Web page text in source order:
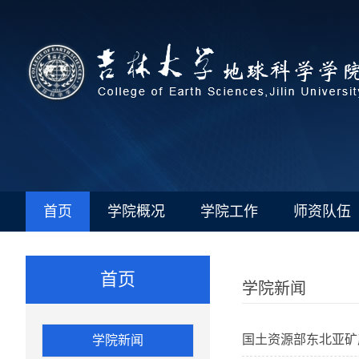
首页 学院概况 学院工作 师资队伍
首页
学院新闻
学院新闻
国土资源部东北亚